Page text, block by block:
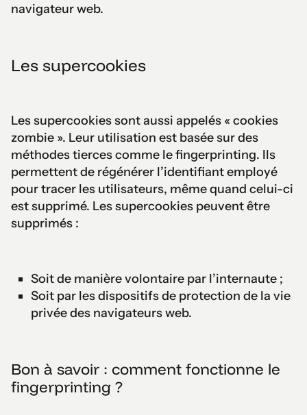
navigateur web.
Les supercookies
Les supercookies sont aussi appelés « cookies
zombie ». Leur utilisation est basée sur des
méthodes tierces comme le fingerprinting. Ils
permettent de régénérer l’identifiant employé
pour tracer les utilisateurs, même quand celui-ci
est supprimé. Les supercookies peuvent être
supprimés :
Soit de manière volontaire par l’internaute ;
Soit par les dispositifs de protection de la vie
privée des navigateurs web.
Bon à savoir : comment fonctionne le
fingerprinting ?